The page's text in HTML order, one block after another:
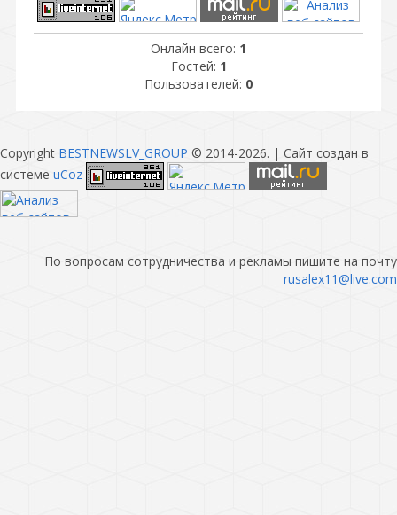
Онлайн всего: 1
Гостей: 1
Пользователей: 0
Copyright BESTNEWSLV_GROUP © 2014-2026. | Сайт создан в
системе uCoz
По вопросам сотрудничества и рекламы пишите на почту
rusalex11@live.com